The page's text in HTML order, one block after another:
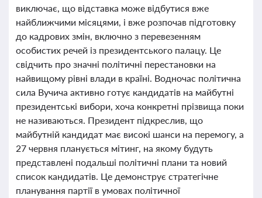
виключає, що відставка може відбутися вже
найближчими місяцями, і вже розпочав підготовку
до кадрових змін, включно з перевезенням
особистих речей із президентського палацу. Це
свідчить про значні політичні перестановки на
найвищому рівні влади в країні. Водночас політична
сила Вучича активно готує кандидатів на майбутні
президентські вибори, хоча конкретні прізвища поки
не називаються. Президент підкреслив, що
майбутній кандидат має високі шанси на перемогу, а
27 червня планується мітинг, на якому будуть
представлені подальші політичні плани та новий
список кандидатів. Це демонструє стратегічне
планування партії в умовах політичної